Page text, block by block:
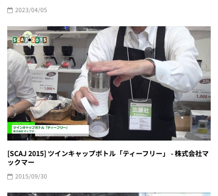
2023/04/05
[SCAJ 2015] ツインキャップボトル「ティーフリー」 - 株式会社マ
ックマー
2015/09/30